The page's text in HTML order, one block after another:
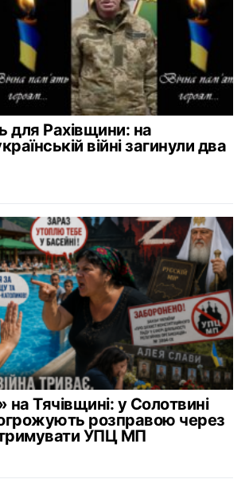
для Рахівщини: на
війні загинули два
на Тячівщині: у Солотвині
розправою через
УПЦ МП